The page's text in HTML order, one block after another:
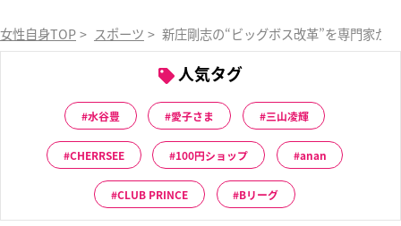
女性自身TOP > スポーツ > 新庄剛志の“ビッグボス改革”を専門家が
人気タグ
水谷豊 愛子さま 三山凌輝
CHERRSEE 100円ショップ anan
CLUB PRINCE Bリーグ